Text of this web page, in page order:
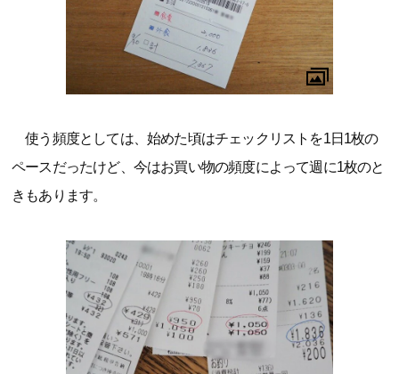
使う頻度としては、始めた頃はチェックリストを1日1枚の
ペースだったけど、今はお買い物の頻度によって週に1枚のと
きもあります。